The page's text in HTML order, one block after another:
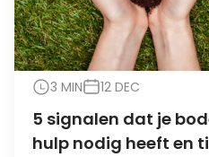
3 MIN 12 DEC
5 signalen dat je
hulp nodig heeft en